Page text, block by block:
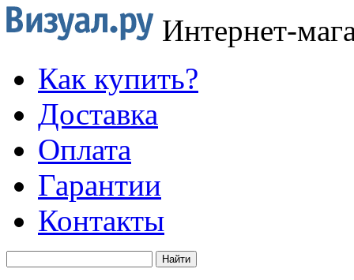
Интернет-
Как купить?
Доставка
Оплата
Гарантии
Контакты